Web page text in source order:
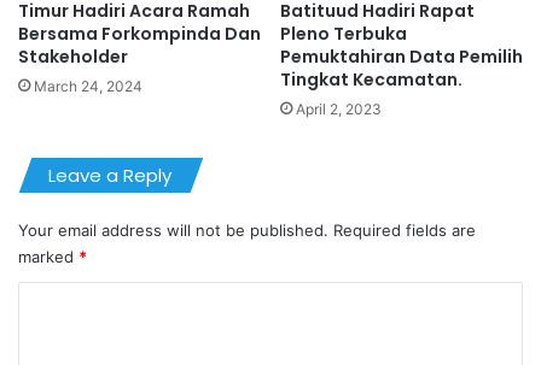
Timur Hadiri Acara Ramah
Bersama Forkompinda Dan
Stakeholder
March 24, 2024
Batituud Hadiri Rapat
Pleno Terbuka
Pemuktahiran Data Pemilih
Tingkat Kecamatan.
April 2, 2023
Leave a Reply
Your email address will not be published. Required fields are
marked *